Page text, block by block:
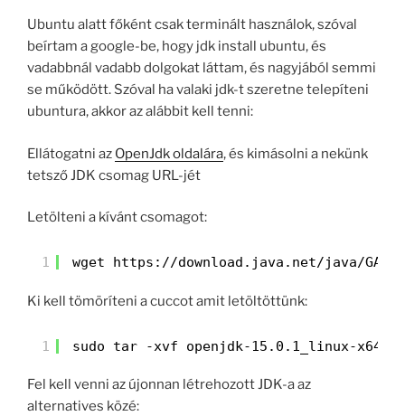
Ubuntu alatt főként csak terminált használok, szóval
beírtam a google-be, hogy jdk install ubuntu, és
vadabbnál vadabb dolgokat láttam, és nagyjából semmi
se működött. Szóval ha valaki jdk-t szeretne telepíteni
ubuntura, akkor az alábbit kell tenni:
Ellátogatni az OpenJdk oldalára, és kimásolni a nekünk
tetsző JDK csomag URL-jét
Letölteni a kívánt csomagot:
1 wget https://download.java.net/java/GA/
Ki kell tömöríteni a cuccot amit letöltöttünk:
1 sudo tar -xvf openjdk-15.0.1_linux-
Fel kell venni az újonnan létrehozott JDK-a az
alternatives közé: